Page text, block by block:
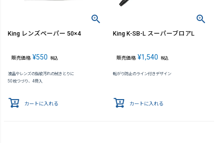
King レンズペーパー 50×4
販売価格 ¥550 税込
液晶やレンズの指紋汚れの拭きとりに
50枚つづり、4冊入
カートに入れる
King K-SB-L スーパーブロアL
販売価格 ¥1,540 税込
転がり防止のライン付きデザイン
カートに入れる